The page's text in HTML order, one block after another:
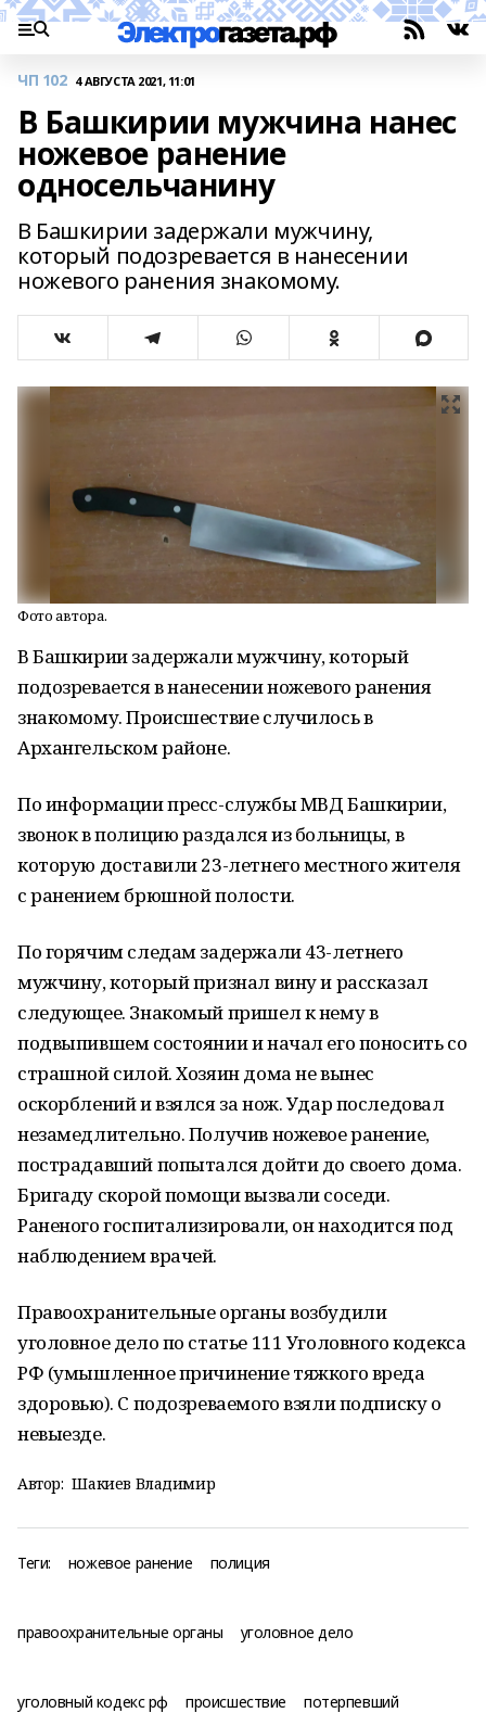
ЧП 102 4 АВГУСТА 2021, 11:01
В Башкирии мужчина нанес
ножевое ранение
односельчанину
В Башкирии задержали мужчину,
который подозревается в нанесении
ножевого ранения знакомому.
Фото автора.
В Башкирии задержали мужчину, который
подозревается в нанесении ножевого ранения
знакомому. Происшествие случилось в
Архангельском районе.
По информации пресс-службы МВД Башкирии,
звонок в полицию раздался из больницы, в
которую доставили 23-летнего местного жителя
с ранением брюшной полости.
По горячим следам задержали 43-летнего
мужчину, который признал вину и рассказал
следующее. Знакомый пришел к нему в
подвыпившем состоянии и начал его поносить со
страшной силой. Хозяин дома не вынес
оскорблений и взялся за нож. Удар последовал
незамедлительно. Получив ножевое ранение,
пострадавший попытался дойти до своего дома.
Бригаду скорой помощи вызвали соседи.
Раненого госпитализировали, он находится под
наблюдением врачей.
Правоохранительные органы возбудили
уголовное дело по статье 111 Уголовного кодекса
РФ (умышленное причинение тяжкого вреда
здоровью). С подозреваемого взяли подписку о
невыезде.
Автор: Шакиев Владимир
Теги: ножевое ранение полиция
правоохранительные органы уголовное дело
уголовный кодекс рф происшествие потерпевший